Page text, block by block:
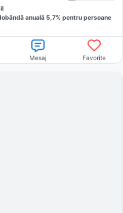
anuală 5,7% pentru persoane
Mesaj Favorite